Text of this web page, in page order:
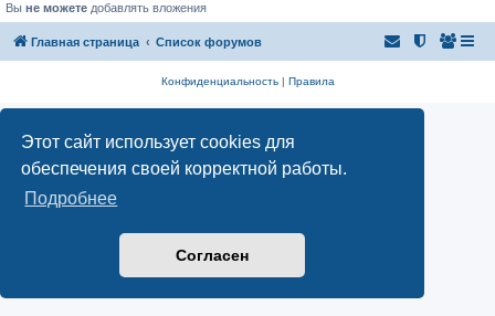
Этот сайт использует cookies для
обеспечения своей корректной работы.
Подробнее
Согласен
Вы не можете добавлять вложения
Главная страница Список форумов
Конфиденциальность| Правила